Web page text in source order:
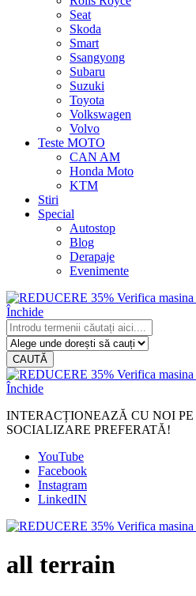
Seat
Skoda
Smart
Ssangyong
Subaru
Suzuki
Toyota
Volkswagen
Volvo
Teste MOTO
CAN AM
Honda Moto
KTM
Stiri
Special
Autostop
Blog
Derapaje
Evenimente
Închide
CAUTĂ
Închide
INTERACȚIONEAZĂ CU NOI
SOCIALIZARE PREFERATĂ!
YouTube
Facebook
Instagram
LinkedIN
all terrain